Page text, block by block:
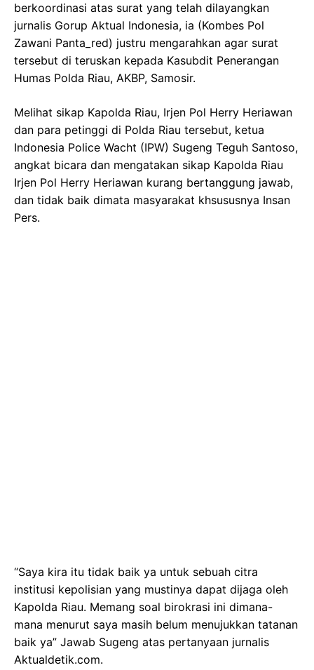
berkoordinasi atas surat yang telah dilayangkan
jurnalis Gorup Aktual Indonesia, ia (Kombes Pol
Zawani Panta_red) justru mengarahkan agar surat
tersebut di teruskan kepada Kasubdit Penerangan
Humas Polda Riau, AKBP, Samosir.
Melihat sikap Kapolda Riau, Irjen Pol Herry Heriawan
dan para petinggi di Polda Riau tersebut, ketua
Indonesia Police Wacht (IPW) Sugeng Teguh Santoso,
angkat bicara dan mengatakan sikap Kapolda Riau
Irjen Pol Herry Heriawan kurang bertanggung jawab,
dan tidak baik dimata masyarakat khsususnya Insan
Pers.
“Saya kira itu tidak baik ya untuk sebuah citra
institusi kepolisian yang mustinya dapat dijaga oleh
Kapolda Riau. Memang soal birokrasi ini dimana-
mana menurut saya masih belum menujukkan tatanan
baik ya” Jawab Sugeng atas pertanyaan jurnalis
Aktualdetik.com.